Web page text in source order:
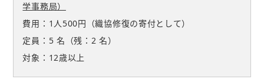
学事務局）
費用：1人500円（織協修復の寄付として）
定員：5 名 （残：2名）
対象：12歳以上